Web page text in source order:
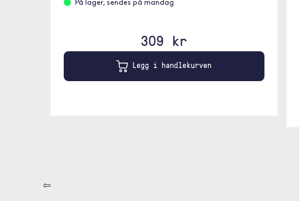
På lager, sendes på mandag
309 kr
Legg i handlekurven
⇦